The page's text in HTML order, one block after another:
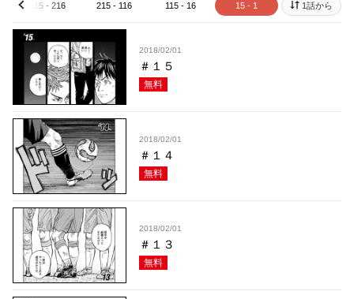
315 - 216 215 - 116 115 - 16 15 - 1
prev 1話から
2018/02/01
＃１５
無料
2018/02/01
＃１４
無料
2018/02/01
＃１３
無料